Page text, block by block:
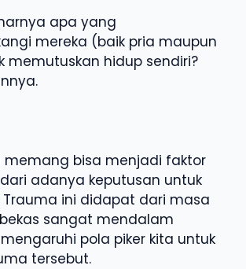
apa yang
mereka (baik pria maupun
memutuskan hidup sendiri?
memang bisa menjadi faktor
adanya keputusan untuk
Trauma ini didapat dari masa
sangat mendalam
pola piker kita untuk
tersebut.